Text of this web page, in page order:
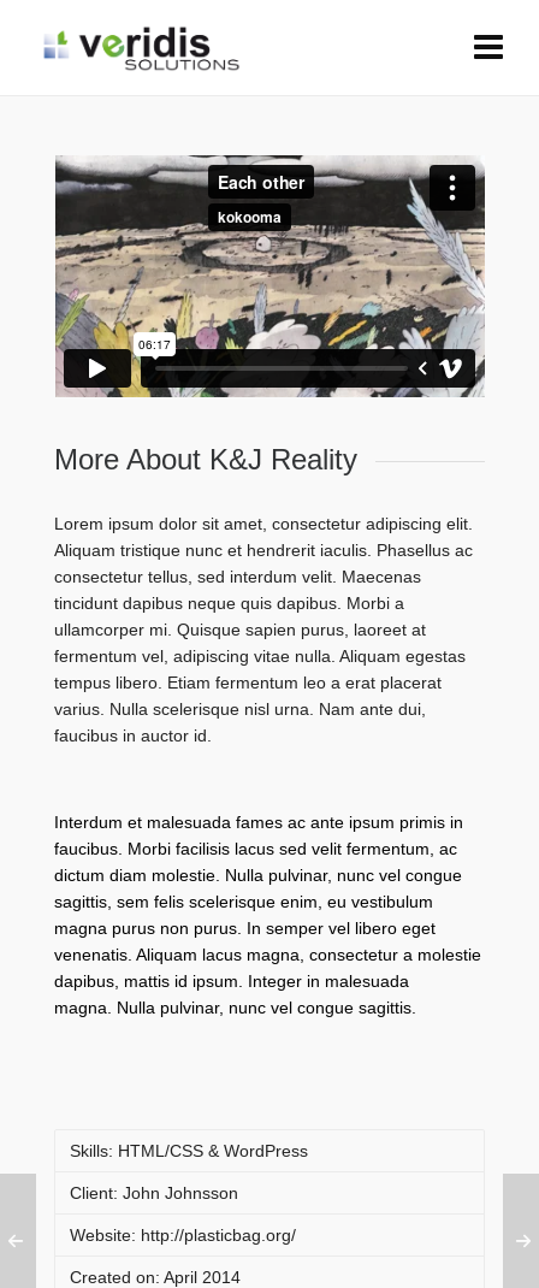
More About K&J Reality
Lorem ipsum dolor sit amet, consectetur adipiscing elit.
Aliquam tristique nunc et hendrerit iaculis. Phasellus ac
consectetur tellus, sed interdum velit. Maecenas
tincidunt dapibus neque quis dapibus. Morbi a
ullamcorper mi. Quisque sapien purus, laoreet at
fermentum vel, adipiscing vitae nulla. Aliquam egestas
tempus libero. Etiam fermentum leo a erat placerat
varius. Nulla scelerisque nisl urna. Nam ante dui,
faucibus in auctor id.
Interdum et malesuada fames ac ante ipsum primis in
faucibus. Morbi facilisis lacus sed velit fermentum, ac
dictum diam molestie. Nulla pulvinar, nunc vel congue
sagittis, sem felis scelerisque enim, eu vestibulum
magna purus non purus. In semper vel libero eget
venenatis. Aliquam lacus magna, consectetur a molestie
dapibus, mattis id ipsum. Integer in malesuada
magna. Nulla pulvinar, nunc vel congue sagittis.
Skills: HTML/CSS & WordPress
Client: John Johnsson
Website: http://plasticbag.org/
Created on: April 2014